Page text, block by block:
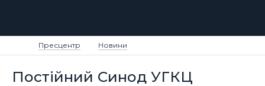
Пресцентр Новини
Постійний Синод УГКЦ